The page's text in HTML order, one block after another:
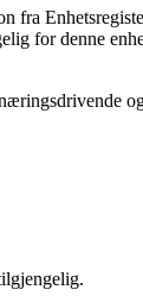
fra
for denne